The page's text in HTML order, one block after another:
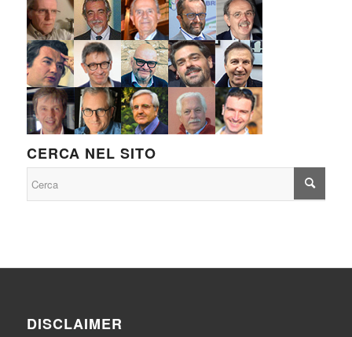
CERCA NEL SITO
DISCLAIMER